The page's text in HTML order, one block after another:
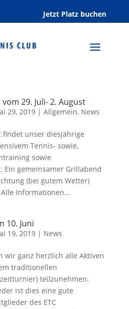
Jetzt Platz buchen
29. Juli- 2. August
29, 2019| Allgemein, News
findet unser diesjährige
Tennis- sowie,
sowie
Ein gemeinsamer Grillabend
(bei gutem Wetter)
Informationen...
10. Juni
19, 2019| News
wir ganz herzlich alle Aktiven
traditionellen
teilzunehmen.
ist dies eine gute
des ETC